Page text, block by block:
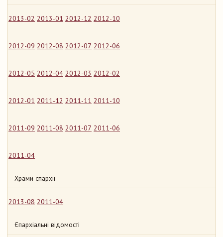
2013-02 2013-01 2012-12 2012-10
2012-09 2012-08 2012-07 2012-06
2012-05 2012-04 2012-03 2012-02
2012-01 2011-12 2011-11 2011-10
2011-09 2011-08 2011-07 2011-06
2011-04
Храми єпархії
2013-08 2011-04
Єпархіальні відомості